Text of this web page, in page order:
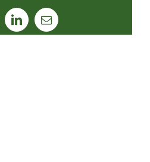
LinkedIn
E-
mail